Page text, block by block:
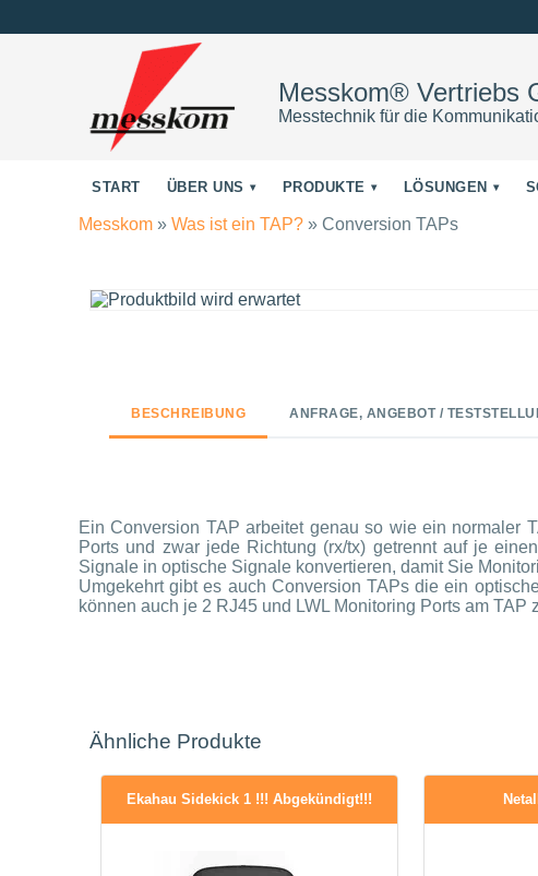
Messkom® Vertriebs
Messtechnik für die
START ÜBER UNS PRODUKTE LÖSUNGEN
Messkom » Was ist ein TAP? » Conversion TAPs
BESCHREIBUNG ANFRAGE, ANGEBOT /
Ein Conversion TAP arbeitet genau so wie ein normaler
Ports und zwar jede Richtung (rx/tx) getrennt auf je
Signale in optische Signale konvertieren, damit Sie
Umgekehrt gibt es auch Conversion TAPs die ein
können auch je 2 RJ45 und LWL Monitoring Ports am TAP
Ähnliche Produkte
Ekahau Sidekick 1 !!! Abgekündigt!!!